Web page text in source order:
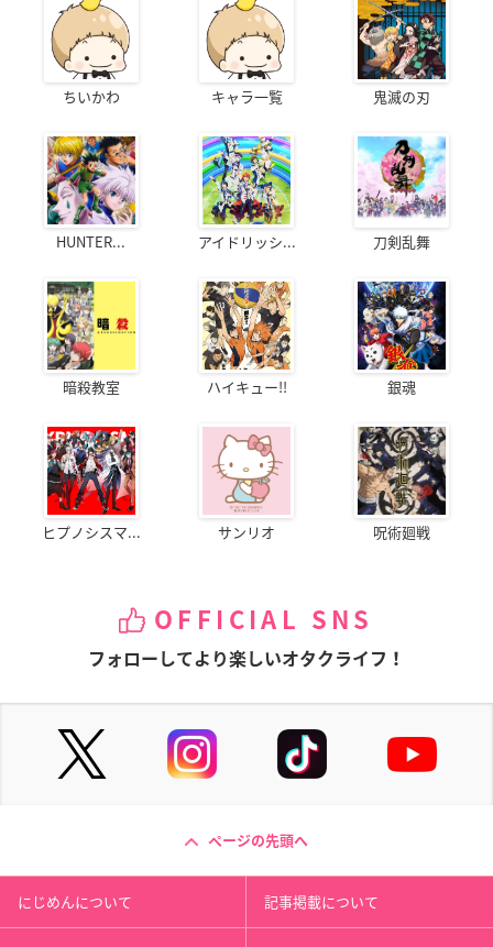
ちいかわ キャラ一覧 鬼滅の刃
HUNTER... アイドリッシ... 刀剣乱舞
暗殺教室 ハイキュー!! 銀魂
ヒプノシスマ... サンリオ 呪術廻戦
OFFICIAL SNS
フォローしてより楽しいオタクライフ！
ページの先頭へ
にじめんについて 記事掲載について